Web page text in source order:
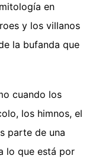
en
y los villanos
la bufanda que
cuando los
los himnos, el
parte de una
lo que está por